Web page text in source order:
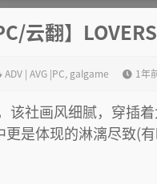
云翻】
ADV | AVG |PC, galgame 1年
该社画风细腻，穿插
更是体现的淋漓尽致(